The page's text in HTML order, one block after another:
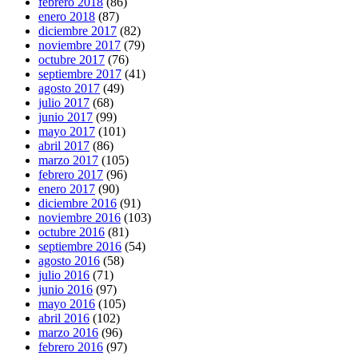
enero 2018 (87)
diciembre 2017 (82)
noviembre 2017 (79)
octubre 2017 (76)
septiembre 2017 (41)
agosto 2017 (49)
julio 2017 (68)
junio 2017 (99)
mayo 2017 (101)
abril 2017 (86)
marzo 2017 (105)
febrero 2017 (96)
enero 2017 (90)
diciembre 2016 (91)
noviembre 2016 (103)
octubre 2016 (81)
septiembre 2016 (54)
agosto 2016 (58)
julio 2016 (71)
junio 2016 (97)
mayo 2016 (105)
abril 2016 (102)
marzo 2016 (96)
febrero 2016 (97)